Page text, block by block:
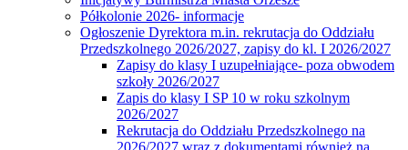
Półkolonie 2026- informacje
Ogłoszenie Dyrektora m.in. rekrutacja do Oddziału
Przedszkolnego 2026/2027, zapisy do kl. I 2026/2027
Zapisy do klasy I uzupełniające- poza obwodem
szkoły 2026/2027
Zapis do klasy I SP 10 w roku szkolnym
2026/2027
Rekrutacja do Oddziału Przedszkolnego na
2026/2027 wraz z dokumentami również na